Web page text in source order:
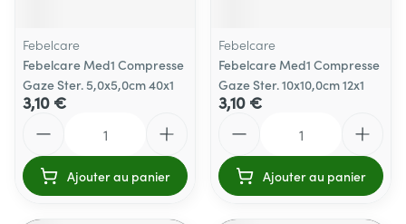
Febelcare
Febelcare Med1 Compresse
Gaze Ster. 5,0x5,0cm 40x1
3,10 €
Ajouter au panier
Febelcare
Febelcare Med1 Compresse
Gaze Ster. 10x10,0cm 12x1
3,10 €
Ajouter au panier